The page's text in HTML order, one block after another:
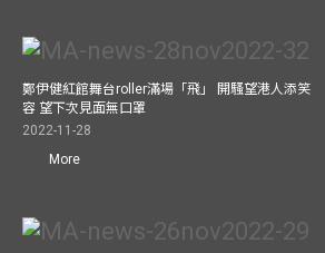
鄭伊健紅館舞台roller滿場「飛」 開騷望港人添笑
容 望下次見面無口罩
2022-11-28
More